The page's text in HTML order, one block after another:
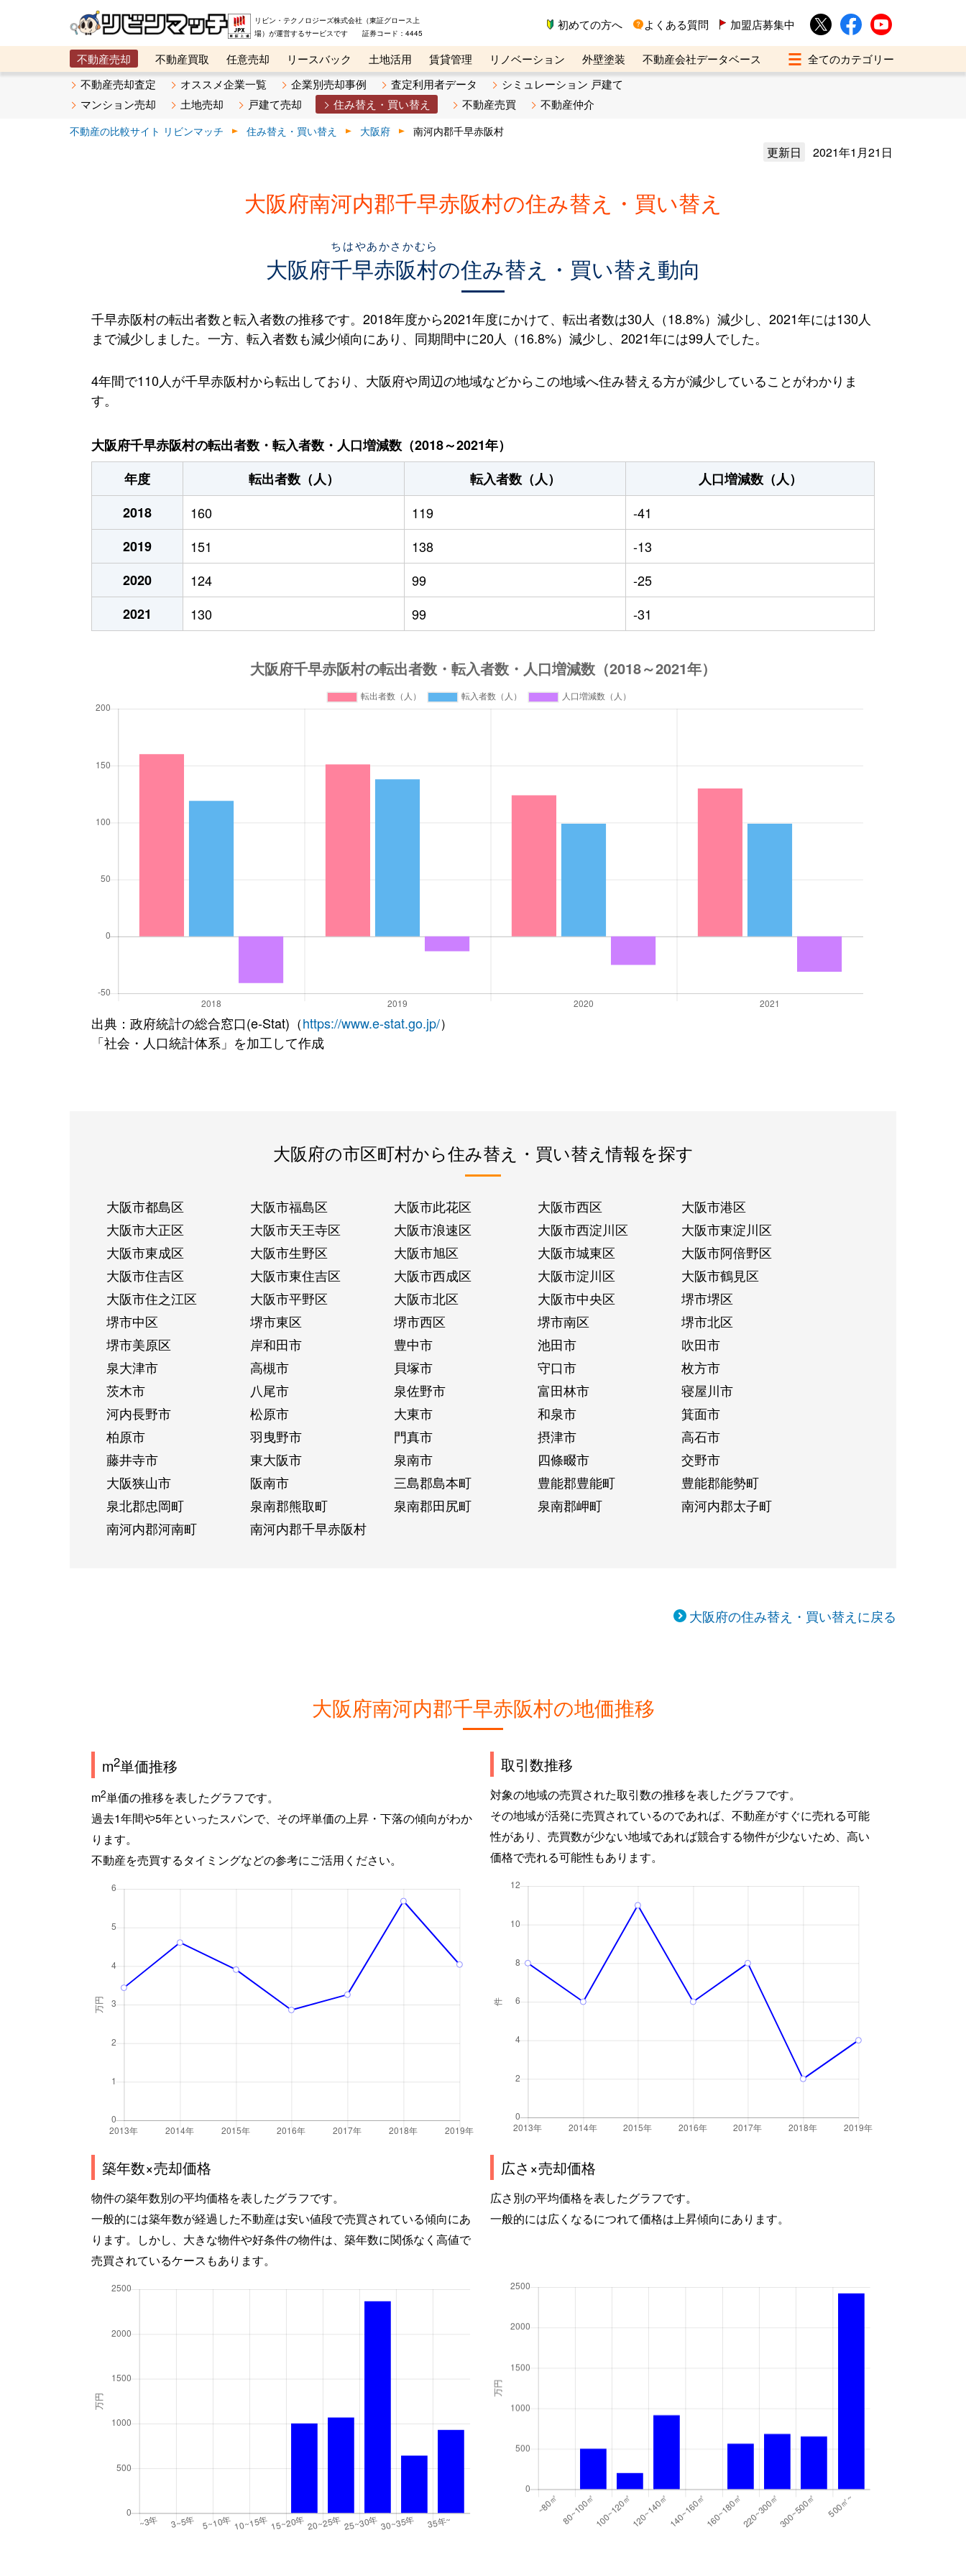
リビン・テクノロジーズ株式会社（東証グロース上
場）が運営するサービスです 証券コード：4445
初めての方へ よくある質問 加盟店募集中
不動産売却 不動産買取 任意売却 リースバック 土地活用 賃貸管理 リノベーション 外壁塗装
不動産会社データベース
メタ住宅展示場
ベスト不動産カンパニー オンライン講座 リビンマガジンBiz 不動産売却ご相談デスク
不動産売却査定 オススメ企業一覧 企業別売却事例 査定利用者データ
シミュレーション 戸建て
マンション売却
土地売却 戸建て売却 住み替え・買い替え 不動産売買 不動産仲介
不動産の比較サイト リビンマッチ 住み替え・買い替え 大阪府 南河内郡千早赤阪村
更新日 2021年1月21日
大阪府南河内郡千早赤阪村の住み替え・買い替え
大阪府千早赤阪村
ちはやあかさかむら
の住み替え・買い替え動向
千早赤阪村の転出者数と転入者数の推移です。2018年度から2021年度にかけて、転出者数は30人（18.8%）減少し、2021年には130人
まで減少しました。一方、転入者数も減少傾向にあり、同期間中に20人（16.8%）減少し、2021年には99人でした。
4年間で110人が千早赤阪村から転出しており、大阪府や周辺の地域などからこの地域へ住み替える方が減少していることがわかりま
す。
大阪府千早赤阪村の転出者数・転入者数・人口増減数（2018～2021年）
年度
転出者数（人） 転入者数（人）
人口増減数（人）
2018
160 119
-41
2019
151 138
-13
2020
124 99
-25
2021
130 99 -31
出典：政府統計の総合窓口(e-Stat)（https://www.e-stat.go.jp/）
「社会・人口統計体系」を加工して作成
大阪府の市区町村から住み替え・買い替え情報を探す
大阪市都島区 大阪市福島区 大阪市此花区 大阪市西区
大阪市港区
大阪市大正区
大阪市天王寺区 大阪市浪速区 大阪市西淀川区
大阪市東淀川区
大阪市東成区
大阪市生野区 大阪市旭区 大阪市城東区
大阪市阿倍野区
大阪市住吉区
大阪市東住吉区 大阪市西成区 大阪市淀川区
大阪市鶴見区
大阪市住之江区
大阪市平野区 大阪市北区 大阪市中央区
堺市堺区
堺市中区
堺市東区 堺市西区 堺市南区
堺市北区
堺市美原区
岸和田市 豊中市 池田市
吹田市
泉大津市
高槻市 貝塚市 守口市
枚方市
茨木市
八尾市 泉佐野市 富田林市
寝屋川市
河内長野市
松原市 大東市 和泉市
箕面市
柏原市
羽曳野市 門真市 摂津市
高石市
藤井寺市
東大阪市 泉南市 四條畷市
交野市
大阪狭山市
阪南市 三島郡島本町 豊能郡豊能町
豊能郡能勢町
泉北郡忠岡町
泉南郡熊取町 泉南郡田尻町 泉南郡岬町
南河内郡太子町
南河内郡河南町
南河内郡千早赤阪村
大阪府の住み替え・買い替えに戻る
大阪府南河内郡千早赤阪村の地価推移
m2単価推移
m2単価の推移を表したグラフです。
過去1年間や5年といったスパンで、その坪単価の上昇・下落の傾向がわか
ります。
不動産を売買するタイミングなどの参考にご活用ください。
取引数推移
対象の地域の売買された取引数の推移を表したグラフです。
その地域が活発に売買されているのであれば、不動産がすぐに売れる可能
性があり、売買数が少ない地域であれば競合する物件が少ないため、高い
価格で売れる可能性もあります。
築年数×売却価格
物件の築年数別の平均価格を表したグラフです。
一般的には築年数が経過した不動産は安い値段で売買されている傾向にあ
ります。しかし、大きな物件や好条件の物件は、築年数に関係なく高値で
売買されているケースもあります。
広さ×売却価格
広さ別の平均価格を表したグラフです。
一般的には広くなるにつれて価格は上昇傾向にあります。